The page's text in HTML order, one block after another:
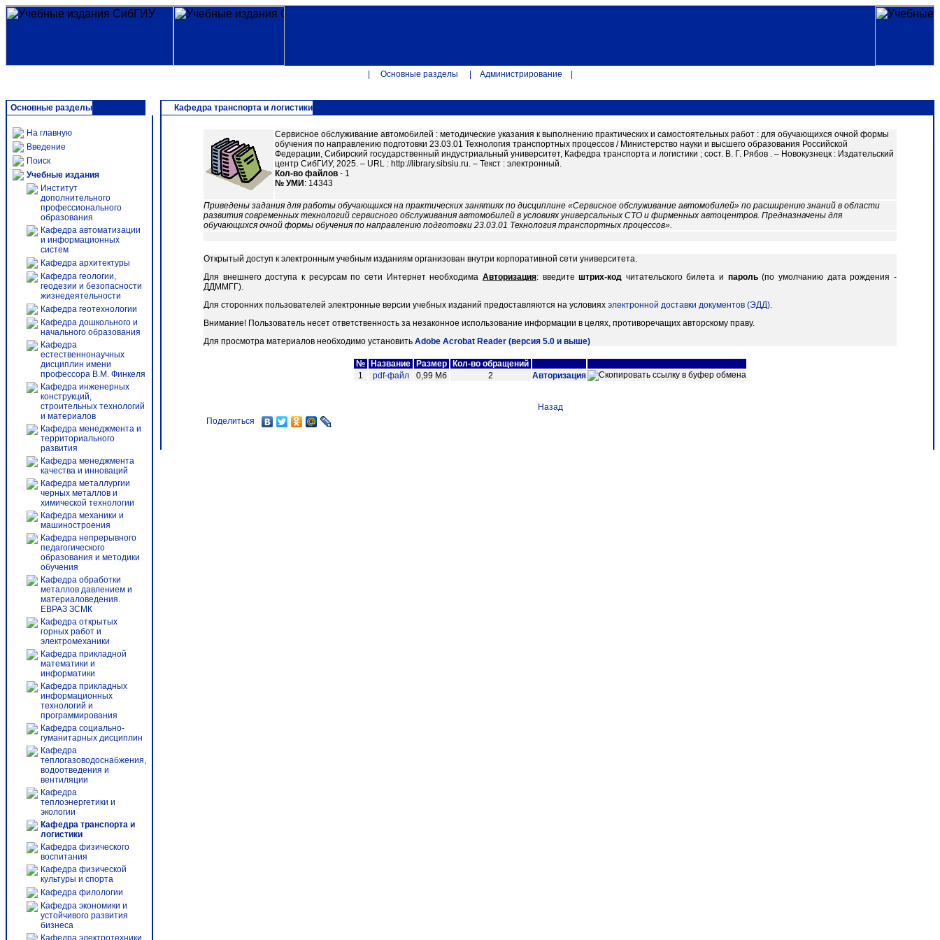
Основные разделы Администрирование
Основные разделы
На главную
Введение
Поиск
Учебные издания
Институт
дополнительного
профессионального
образования
Кафедра автоматизации
и информационных
систем
Кафедра архитектуры
Кафедра геологии,
геодезии и безопасности
жизнедеятельности
Кафедра геотехнологии
Кафедра дошкольного и
начального образования
Кафедра
естественнонаучных
дисциплин имени
профессора В.М. Финкеля
Кафедра инженерных
конструкций,
строительных технологий
и материалов
Кафедра менеджмента и
территориального
развития
Кафедра менеджмента
качества и инноваций
Кафедра металлургии
черных металлов и
химической технологии
Кафедра механики и
машиностроения
Кафедра непрерывного
педагогического
образования и методики
обучения
Кафедра обработки
металлов давлением и
материаловедения.
ЕВРАЗ ЗСМК
Кафедра открытых
горных работ и
электромеханики
Кафедра прикладной
математики и
информатики
Кафедра прикладных
информационных
технологий и
программирования
Кафедра социально-
гуманитарных дисциплин
Кафедра
теплогазоводоснабжения,
водоотведения и
вентиляции
Кафедра
теплоэнергетики и
экологии
Кафедра транспорта и
логистики
Кафедра физического
воспитания
Кафедра физической
культуры и спорта
Кафедра филологии
Кафедра экономики и
устойчивого развития
бизнеса
Кафедра электротехники,
Кафедра транспорта и логистики
Сервисное обслуживание автомобилей : методические указания к выполнению практических и самостоятельных работ : для обучающихся очной формы
обучения по направлению подготовки 23.03.01 Технология транспортных процессов / Министерство науки и высшего образования Российской
Федерации, Сибирский государственный индустриальный университет, Кафедра транспорта и логистики ; сост. В. Г. Рябов . – Новокузнецк : Издательский
центр СибГИУ, 2025. – URL : http://library.sibsiu.ru. – Текст : электронный.
Кол-во файлов - 1
№ УМИ : 14343
Приведены задания для работы обучающихся на практических занятиях по дисциплине «Сервисное обслуживание автомобилей» по расширению знаний в области
развития современных технологий сервисного обслуживания автомобилей в условиях универсальных СТО и фирменных автоцентров. Предназначены для
обучающихся очной формы обучения по направлению подготовки 23.03.01 Технология транспортных процессов».
Открытый доступ к электронным учебным изданиям организован внутри корпоративной сети университета.
Для внешнего доступа к ресурсам по сети Интернет необходима Авторизация: введитештрих-код читательского билета и пароль(по умолчанию дата рождения -
ДДММГГ).
Для сторонних пользователей электронные версии учебных изданий предоставляются на условиях электронной доставки документов (ЭДД).
Внимание! Пользователь несет ответственность за незаконное использование информации в целях, противоречащих авторскому праву.
Для просмотра материалов необходимо установить Adobe Acrobat Reader (версия 5.0 и выше)
№ Название Размер
Кол-во обращений
1
pdf-файл 0,99 Мб 2 Авторизация
Назад
Поделиться